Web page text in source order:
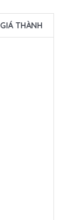
GIÁ THÀNH